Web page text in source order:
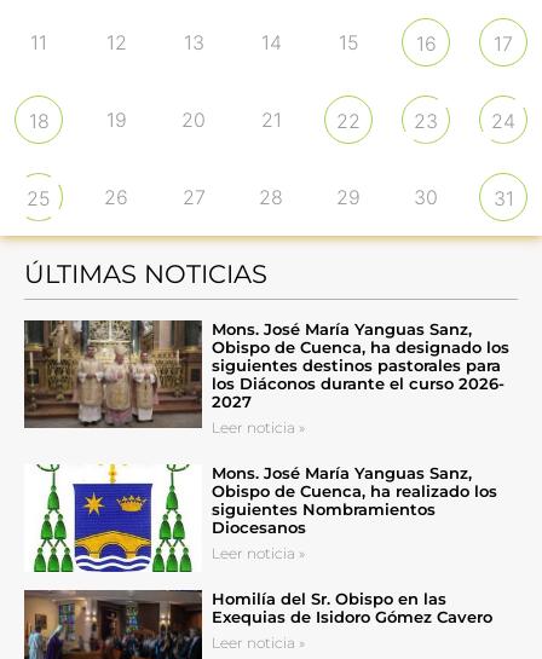
11 12 13 14 15 16 17
18 19 20 21 22 23 24
25 26 27 28 29 30 31
ÚLTIMAS NOTICIAS
Mons. José María Yanguas Sanz,
Obispo de Cuenca, ha designado los
siguientes destinos pastorales para
los Diáconos durante el curso 2026-
2027
Leer noticia »
Mons. José María Yanguas Sanz,
Obispo de Cuenca, ha realizado los
siguientes Nombramientos
Diocesanos
Leer noticia »
Homilía del Sr. Obispo en las
Exequias de Isidoro Gómez Cavero
Leer noticia »